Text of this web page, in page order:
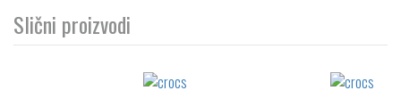
Slični proizvodi